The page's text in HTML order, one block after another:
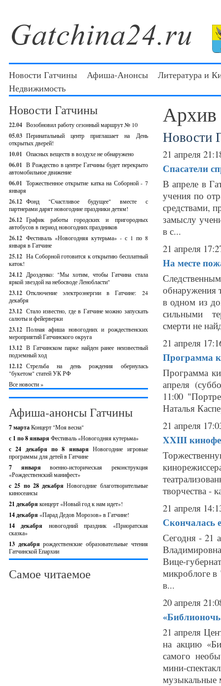
Новости Гатчины Афиша-Анонсы
Литература и
Недвижимость
Новости Гатчины
22.04 Возобновил работу сезонный маршрут № 10
05.03 Перинатальный центр приглашает на День
открытых дверей!
10.01 Опасных веществ в воздухе не обнаружено
06.01 В Рождество в центре Гатчины будет перекрыто
автомобильное движение
06.01 Торжественное открытие катка на Соборной - 7
января
26.12 Фонд "Счастливое будущее" вместе с
партнерами дарят новогодние праздники детям!
26.12 График работы городских и пригородных
автобусов в период новогодних праздников
26.12 Фестиваль «Новогодняя кутерьма» - с 1 по 8
января в Гатчине
25.12 На Соборной готовится к открытию бесплатный
каток!
24.12 Дрозденко: "Мы хотим, чтобы Гатчина стала
яркой звездой на небосводе Ленобласти"
23.12 Отключение электроэнергии в Гатчине: 24
декабря
23.12 Стало известно, где в Гатчине можно запускать
салюты и фейерверки
23.12 Полная афиша новогодних и рождественских
мероприятий Гатчинского округа
13.12 В Гатчинском парке найден ранее неизвестный
подземный ход
12.12 Стрельба на день рождения обернулась
"букетом" статей УК РФ
Все новости »
Афиша-анонсы Гатчины
7 мартаКонцерт "Моя весна"
с 1 по 8 января Фестиваль «Новогодняя кутерьма»
с 24 декабря по 8 январяНовогодние игровые
программы для детей в Гатчине
7 январявоенно-историческая реконструкция
«Рождественский манифест»
c 25 по 28 декабряНовогодние благотворительные
киносеансы
21 декабря концерт «Новый год к нам идет»!
14 декабря «Парад Дедов Морозов» в Гатчине!
14 декабря новогодний праздник «Приоратская
сказка»
13 декабрярождественские образовательные чтения
Гатчинской Епархии
Самое читаемое
Архив
Новости
21 апреля
Спасатели
В апреле в
учения по
средствами,
замыслу
в с...
21 апреля
На месте
обнаружения
в одном из
сильными
смерти не
21 апреля
Программа
Программа
апреля
11:00
Наталья
21 апреля
XXIII
творчества -
21 апреля
Скончалась
Сегодня - 21
Вице-
микроблоге
в...
20 апреля
21 апреля
на акцию
самого
мини-
музыкальные